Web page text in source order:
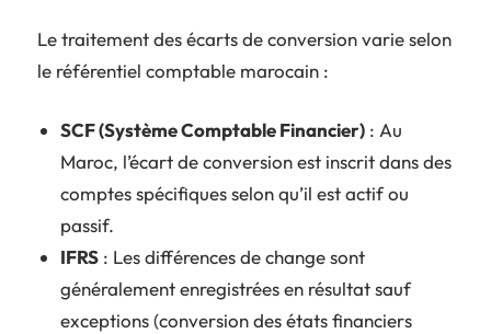
Le traitement des écarts de conversion varie selon
le référentiel comptable marocain :
SCF (Système Comptable Financier) : Au
Maroc, l’écart de conversion est inscrit dans des
comptes spécifiques selon qu’il est actif ou
passif.
IFRS : Les différences de change sont
généralement enregistrées en résultat sauf
exceptions (conversion des états financiers